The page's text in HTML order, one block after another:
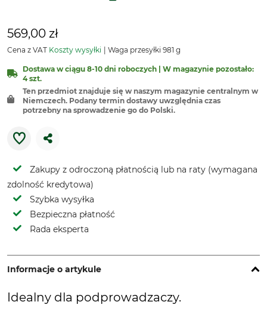
569,00 zł
Cena z VAT Koszty wysyłki Waga przesyłki 981 g
Dostawa w ciągu 8-10 dni roboczych | W magazynie pozostało:
4 szt.
Ten przedmiot znajduje się w naszym magazynie centralnym w
Niemczech. Podany termin dostawy uwzględnia czas
potrzebny na sprowadzenie go do Polski.
Zakupy z odroczoną płatnością lub na raty (wymagana
zdolność kredytowa)
Szybka wysyłka
Bezpieczna płatność
Rada eksperta
Informacje o artykule
Idealny dla podprowadzaczy.